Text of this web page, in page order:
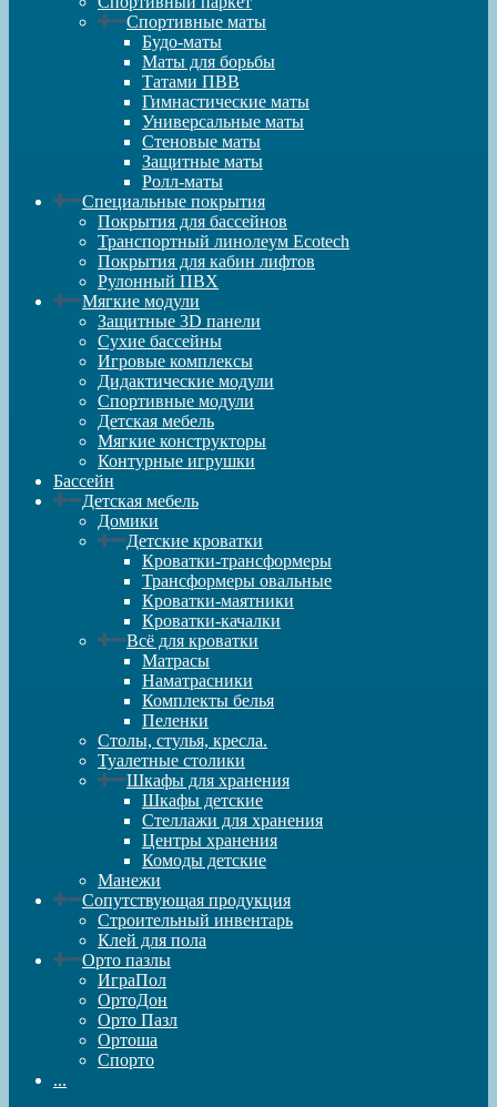
Спортивные маты
Будо-маты
Маты для борьбы
Татами ПВВ
Гимнастические маты
Универсальные маты
Стеновые маты
Защитные маты
Ролл-маты
Специальные покрытия
Покрытия для бассейнов
Транспортный линолеум Ecotech
Покрытия для кабин лифтов
Рулонный ПВХ
Мягкие модули
Защитные 3D панели
Сухие бассейны
Игровые комплексы
Дидактические модули
Спортивные модули
Детская мебель
Мягкие конструкторы
Контурные игрушки
Бассейн
Детская мебель
Домики
Детские кроватки
Кроватки-трансформеры
Трансформеры овальные
Кроватки-маятники
Кроватки-качалки
Всё для кроватки
Матрасы
Наматрасники
Комплекты белья
Пеленки
Столы, стулья, кресла.
Туалетные столики
Шкафы для хранения
Шкафы детские
Стеллажи для хранения
Центры хранения
Комоды детские
Манежи
Сопутствующая продукция
Строительный инвентарь
Клей для пола
Орто пазлы
ИграПол
ОртоДон
Орто Пазл
Ортоша
Спорто
...